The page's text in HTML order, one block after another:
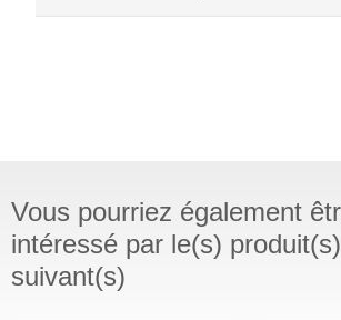
Vous pourriez également
intéressé par le(s) produit(s)
suivant(s)